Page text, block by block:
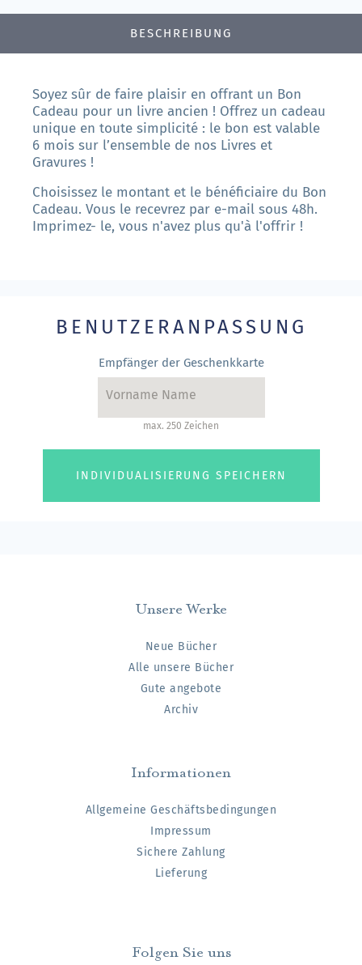
BESCHREIBUNG
Soyez sûr de faire plaisir en offrant un Bon
Cadeau pour un livre ancien ! Offrez un cadeau
unique en toute simplicité : le bon est valable
6 mois sur l’ensemble de nos Livres et
Gravures !
Choisissez le montant et le bénéficiaire du Bon
Cadeau. Vous le recevrez par e-mail sous 48h.
Imprimez- le, vous n'avez plus qu'à l'offrir !
BENUTZERANPASSUNG
Empfänger der Geschenkkarte
max. 250 Zeichen
INDIVIDUALISIERUNG SPEICHERN
Unsere Werke
Neue Bücher
Alle unsere Bücher
Gute angebote
Archiv
Informationen
Allgemeine Geschäftsbedingungen
Impressum
Sichere Zahlung
Lieferung
Folgen Sie uns